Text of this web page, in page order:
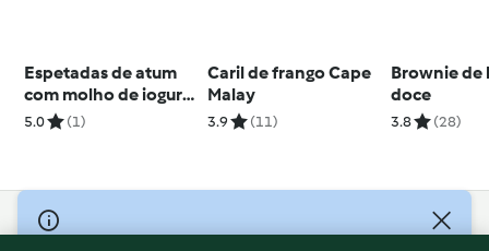
Espetadas de atum
com molho de iogurte
e salada fria de
5.0 (1)
Caril de frango Cape
Malay
3.9 (11)
Brownie
doce
3.8 (28)
© Copyright 2026